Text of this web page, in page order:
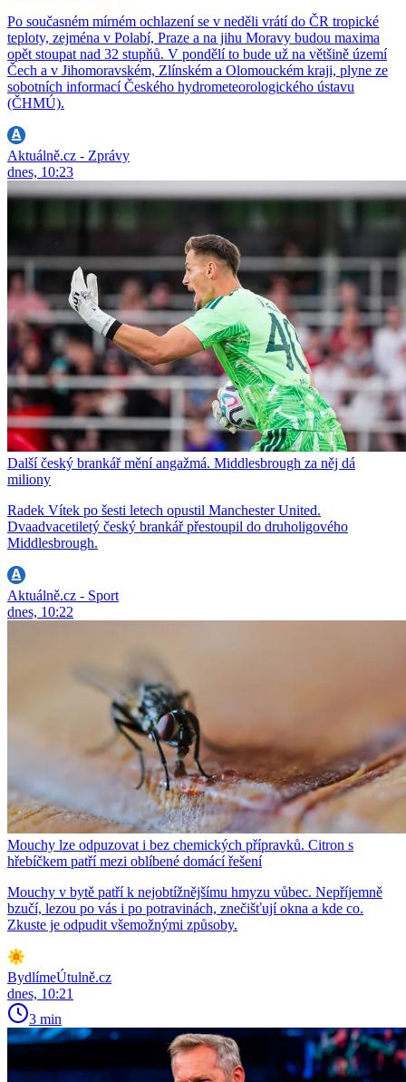
Po současném mírném ochlazení se v neděli vrátí do ČR tropické
teploty, zejména v Polabí, Praze a na jihu Moravy budou maxima
opět stoupat nad 32 stupňů. V pondělí to bude už na většině území
Čech a v Jihomoravském, Zlínském a Olomouckém kraji, plyne ze
sobotních informací Českého hydrometeorologického ústavu
(ČHMÚ).
Aktuálně.cz - Zprávy
dnes, 10:23
Další český brankář mění angažmá. Middlesbrough za něj dá
miliony
Radek Vítek po šesti letech opustil Manchester United.
Dvaadvacetiletý český brankář přestoupil do druholigového
Middlesbrough.
Aktuálně.cz - Sport
dnes, 10:22
Mouchy lze odpuzovat i bez chemických přípravků. Citron s
hřebíčkem patří mezi oblíbené domácí řešení
Mouchy v bytě patří k nejobtížnějšímu hmyzu vůbec. Nepříjemně
bzučí, lezou po vás i po potravinách, znečišťují okna a kde co.
Zkuste je odpudit všemožnými způsoby.
BydlímeÚtulně.cz
dnes, 10:21
3 min